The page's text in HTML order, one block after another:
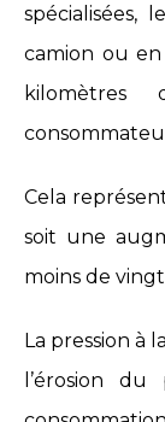
spécialisées,
camion ou
kilomètres
Cela
soit une
moins de vingt
La pression à
l’érosion